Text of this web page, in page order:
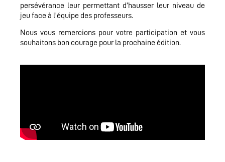
persévérance leur permettant d’hausser leur niveau de
jeu face à l’équipe des professeurs.
Nous vous remercions pour votre participation et vous
souhaitons bon courage pour la prochaine édition.